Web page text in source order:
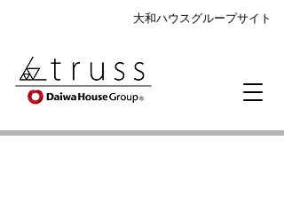
大和ハウスグループサイト